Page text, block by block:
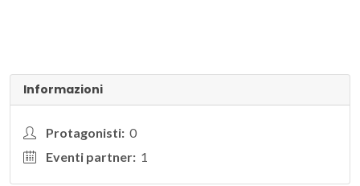
Informazioni
Protagonisti: 0
Eventi partner: 1